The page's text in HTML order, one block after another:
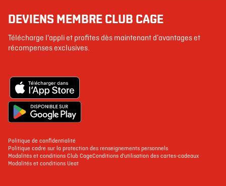
DEVIENS MEMBRE CLUB CAGE
Télécharge l'appli et profites dès maintenant d’avantages et
récompenses exclusives.
Politique de confidentialité
Politique cadre sur la protection des renseignements personnels
Modalités et conditions Club CageConditions d'utilisation des cartes-cadeaux
Modalités et conditions Ueat